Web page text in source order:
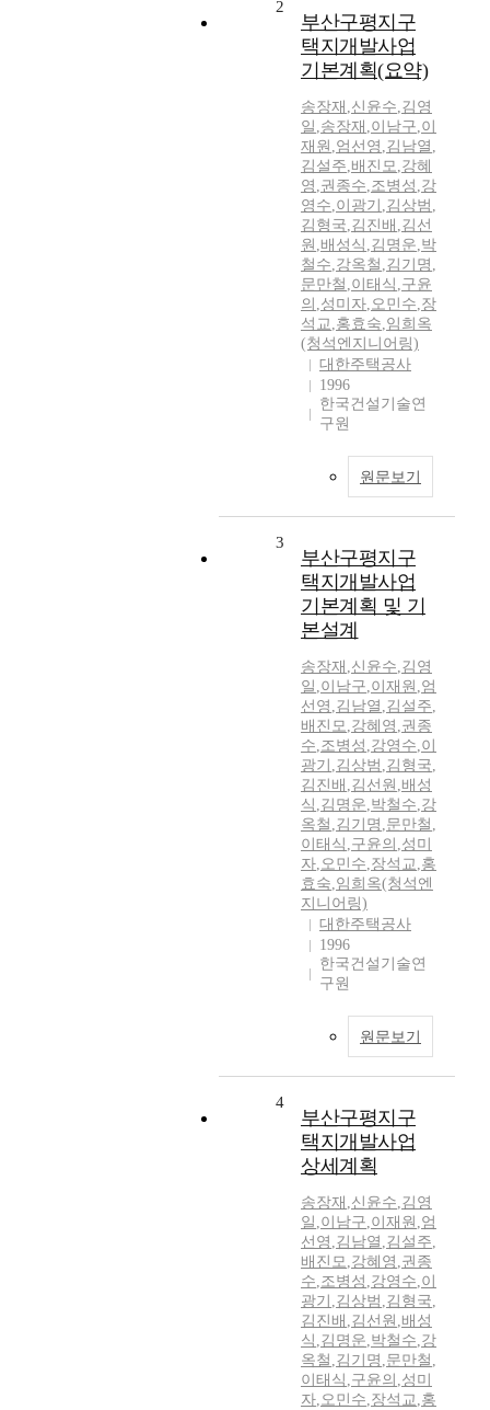
2
부산구평지구
택지개발사업
기본계획(요약)
송장재 ,신윤수,김영
일 ,송장재 ,이남구,이
재원 ,엄선영 ,김남열 ,
김설주,배진모,강혜
영 ,권종수,조병성 ,강
영수,이광기 ,김상범 ,
김형국,김진배 ,김선
원 ,배성식 ,김명운,박
철수,강옥철 ,김기명 ,
문만철 ,이태식 ,구윤
의 ,성미자,오민수,장
석교,홍효숙,임희옥
(청석엔지니어링)
대한주택공사
1996
한국건설기술연
구원
원문보기
3
부산구평지구
택지개발사업
기본계획 및 기
본설계
송장재 ,신윤수,김영
일 ,이남구,이재원 ,엄
선영 ,김남열 ,김설주,
배진모,강혜영 ,권종
수,조병성 ,강영수,이
광기 ,김상범 ,김형국,
김진배 ,김선원 ,배성
식 ,김명운,박철수,강
옥철 ,김기명 ,문만철 ,
이태식 ,구윤의 ,성미
자,오민수,장석교,홍
효숙,임희옥(청석엔
지니어링)
대한주택공사
1996
한국건설기술연
구원
원문보기
4
부산구평지구
택지개발사업
상세계획
송장재 ,신윤수,김영
일 ,이남구,이재원 ,엄
선영 ,김남열 ,김설주,
배진모,강혜영 ,권종
수,조병성 ,강영수,이
광기 ,김상범 ,김형국,
김진배 ,김선원 ,배성
식 ,김명운,박철수,강
옥철 ,김기명 ,문만철 ,
이태식 ,구윤의 ,성미
자,오민수,장석교,홍